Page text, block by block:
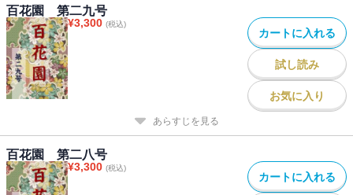
百花園 第二九号
¥3,300 (税込)
カートに入れる
試し読み
お気に入り
あらすじを見る
百花園 第二八号
¥3,300 (税込)
カートに入れる